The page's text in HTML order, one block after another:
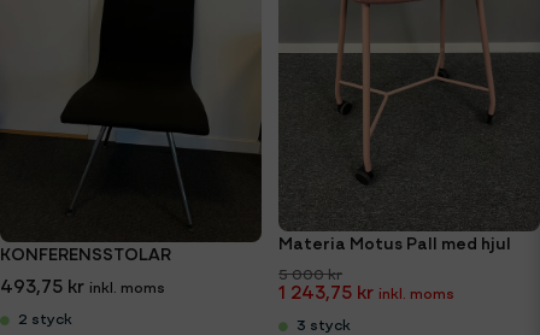
KONFERENSSTOLAR
493,75 kr
2 styck
Materia Motus Pall med hjul
5 000 kr
1 243,75 kr
3 styck